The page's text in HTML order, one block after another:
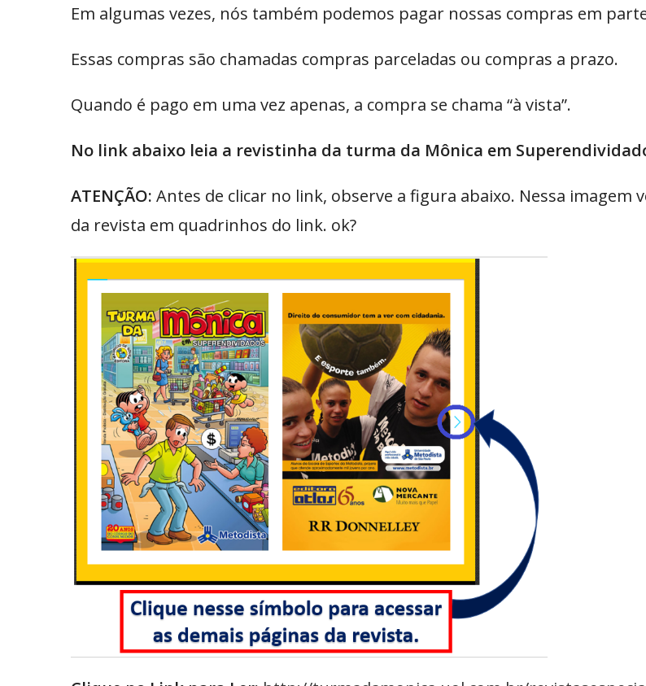
Em algumas vezes, nós também podemos pagar nossas compras em
Essas compras são chamadas compras parceladas ou compras a prazo.
Quando é pago em uma vez apenas, a compra se chama “à vista”.
No link abaixo leia a revistinha da turma da Mônica em
ATENÇÃO: Antes de clicar no link, observe a figura abaixo. Nessa imagem
da revista em quadrinhos do link. ok?